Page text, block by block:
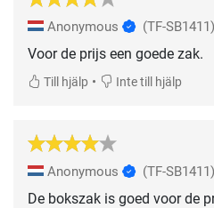
Anonymous (TF-SB1411)
Voor de prijs een goede zak.
Till hjälp • Inte till hjälp
Anonymous (TF-SB1411)
De bokszak is goed voor de